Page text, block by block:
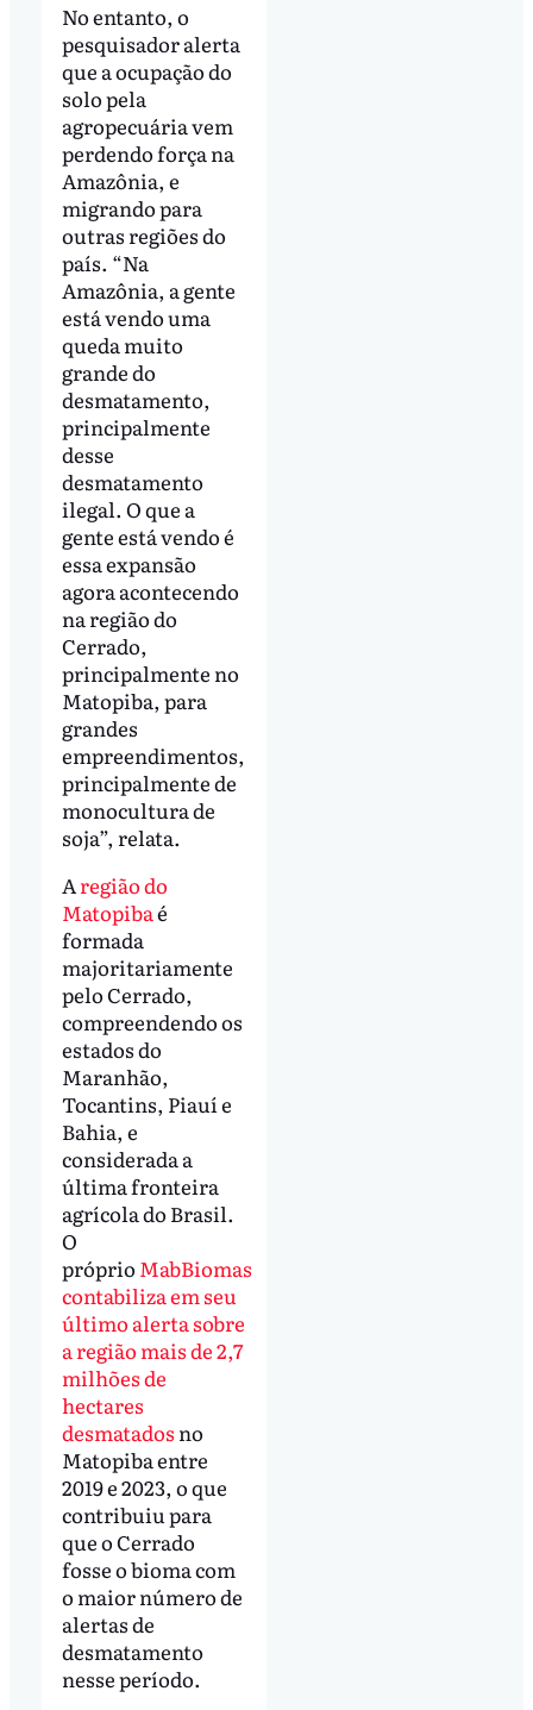
No entanto, o
pesquisador alerta
que a ocupação do
solo pela
agropecuária vem
perdendo força na
Amazônia, e
migrando para
outras regiões do
país. “Na
Amazônia, a gente
está vendo uma
queda muito
grande do
desmatamento,
principalmente
desse
desmatamento
ilegal. O que a
gente está vendo é
essa expansão
agora acontecendo
na região do
Cerrado,
principalmente no
Matopiba, para
grandes
empreendimentos,
principalmente de
monocultura de
soja”, relata.
Aregião do
Matopibaé
formada
majoritariamente
pelo Cerrado,
compreendendo os
estados do
Maranhão,
Tocantins, Piauí e
Bahia, e
considerada a
última fronteira
agrícola do Brasil.
O
próprio MabBiomas
contabiliza em seu
último alerta sobre
a região mais de 2,7
milhões de
hectares
desmatados no
Matopiba entre
2019 e 2023, o que
contribuiu para
que o Cerrado
fosse o bioma com
o maior número de
alertas de
desmatamento
nesse período.